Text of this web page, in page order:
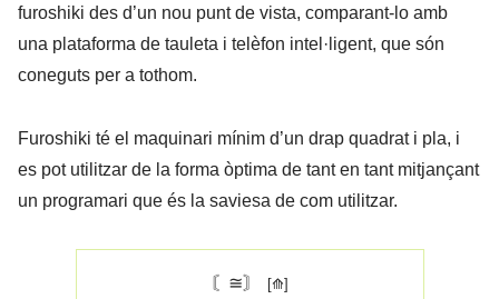
furoshiki des d’un nou punt de vista, comparant-lo amb
una plataforma de tauleta i telèfon intel·ligent, que són
coneguts per a tothom.
Furoshiki té el maquinari mínim d’un drap quadrat i pla, i
es pot utilitzar de la forma òptima de tant en tant mitjançant
un programari que és la saviesa de com utilitzar.
〘≅〙